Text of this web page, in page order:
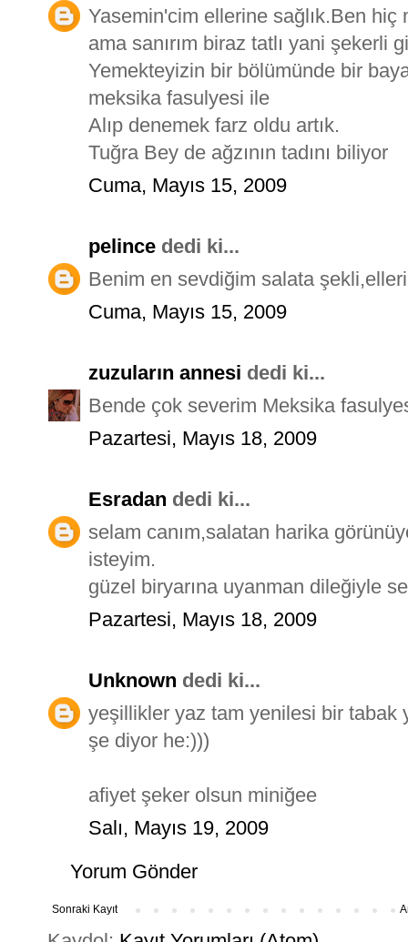
Yasemin'cim ellerine sağlık.Ben
ama sanırım biraz tatlı yani şekerli
Yemekteyizin bir bölümünde bir
meksika fasulyesi ile
Alıp denemek farz oldu artık.
Tuğra Bey de ağzının tadını biliyor
Cuma, Mayıs 15, 2009
pelince dedi ki...
Benim en sevdiğim salata
Cuma, Mayıs 15, 2009
zuzuların annesi dedi ki...
Bende çok severim Meksika
Pazartesi, Mayıs 18, 2009
Esradan dedi ki...
selam canım,salatan harika
isteyim.
güzel biryarına uyanman dileğiyle
Pazartesi, Mayıs 18, 2009
Unknown dedi ki...
yeşillikler yaz tam yenilesi bir tabak
şe diyor he:)))
afiyet şeker olsun miniğee
Salı, Mayıs 19, 2009
Yorum Gönder
Sonraki Kayıt